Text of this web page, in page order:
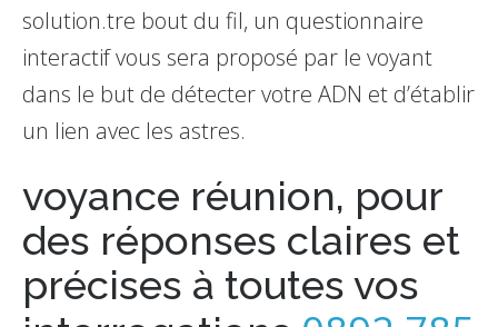
solution.tre bout du fil, un questionnaire
interactif vous sera proposé par le voyant
dans le but de détecter votre ADN et d’établir
un lien avec les astres.
voyance réunion, pour
des réponses claires et
précises à toutes vos